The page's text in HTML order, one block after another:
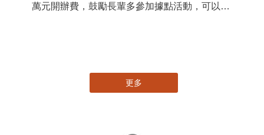
萬元開辦費，鼓勵長輩多參加據點活動，可以更
更多